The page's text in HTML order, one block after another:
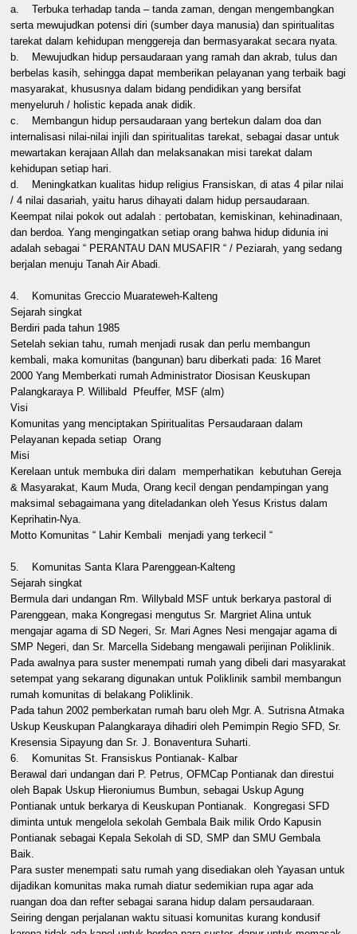
a. Terbuka terhadap tanda – tanda zaman, dengan mengembangkan
serta mewujudkan potensi diri (sumber daya manusia) dan spiritualitas
tarekat dalam kehidupan menggereja dan bermasyarakat secara nyata.
b. Mewujudkan hidup persaudaraan yang ramah dan akrab, tulus dan
berbelas kasih, sehingga dapat memberikan pelayanan yang terbaik bagi
masyarakat, khususnya dalam bidang pendidikan yang bersifat
menyeluruh / holistic kepada anak didik.
c. Membangun hidup persaudaraan yang bertekun dalam doa dan
internalisasi nilai-nilai injili dan spiritualitas tarekat, sebagai dasar untuk
mewartakan kerajaan Allah dan melaksanakan misi tarekat dalam
kehidupan setiap hari.
d. Meningkatkan kualitas hidup religius Fransiskan, di atas 4 pilar nilai
/ 4 nilai dasariah, yaitu harus dihayati dalam hidup persaudaraan.
Keempat nilai pokok out adalah : pertobatan, kemiskinan, kehinadinaan,
dan berdoa. Yang mengingatkan setiap orang bahwa hidup didunia ini
adalah sebagai “ PERANTAU DAN MUSAFIR “ / Peziarah, yang sedang
berjalan menuju Tanah Air Abadi.
4. Komunitas Greccio Muarateweh-Kalteng
Sejarah singkat
Berdiri pada tahun 1985
Setelah sekian tahu, rumah menjadi rusak dan perlu membangun
kembali, maka komunitas (bangunan) baru diberkati pada: 16 Maret
2000 Yang Memberkati rumah Administrator Diosisan Keuskupan
Palangkaraya P. Willibald Pfeuffer, MSF (alm)
Visi
Komunitas yang menciptakan Spiritualitas Persaudaraan dalam
Pelayanan kepada setiap Orang
Misi
Kerelaan untuk membuka diri dalam memperhatikan kebutuhan Gereja
& Masyarakat, Kaum Muda, Orang kecil dengan pendampingan yang
maksimal sebagaimana yang diteladankan oleh Yesus Kristus dalam
Keprihatin-Nya.
Motto Komunitas “ Lahir Kembali menjadi yang terkecil “
5. Komunitas Santa Klara Parenggean-Kalteng
Sejarah singkat
Bermula dari undangan Rm. Willybald MSF untuk berkarya pastoral di
Parenggean, maka Kongregasi mengutus Sr. Margriet Alina untuk
mengajar agama di SD Negeri, Sr. Mari Agnes Nesi mengajar agama di
SMP Negeri, dan Sr. Marcella Sidebang mengawali perijinan Poliklinik.
Pada awalnya para suster menempati rumah yang dibeli dari masyarakat
setempat yang sekarang digunakan untuk Poliklinik sambil membangun
rumah komunitas di belakang Poliklinik.
Pada tahun 2002 pemberkatan rumah baru oleh Mgr. A. Sutrisna Atmaka
Uskup Keuskupan Palangkaraya dihadiri oleh Pemimpin Regio SFD, Sr.
Kresensia Sipayung dan Sr. J. Bonaventura Suharti.
6. Komunitas St. Fransiskus Pontianak- Kalbar
Berawal dari undangan dari P. Petrus, OFMCap Pontianak dan direstui
oleh Bapak Uskup Hieroniumus Bumbun, sebagai Uskup Agung
Pontianak untuk berkarya di Keuskupan Pontianak. Kongregasi SFD
diminta untuk mengelola sekolah Gembala Baik milik Ordo Kapusin
Pontianak sebagai Kepala Sekolah di SD, SMP dan SMU Gembala
Baik.
Para suster menempati satu rumah yang disediakan oleh Yayasan untuk
dijadikan komunitas maka rumah diatur sedemikian rupa agar ada
ruangan doa dan refter sebagai sarana hidup dalam persaudaraan.
Seiring dengan perjalanan waktu situasi komunitas kurang kondusif